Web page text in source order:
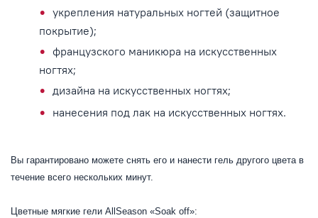
укрепления натуральных ногтей (защитное
покрытие);
французского маникюра на искусственных
ногтях;
дизайна на искусственных ногтях;
нанесения под лак на искусственных ногтях.
Вы гарантировано можете снять его и нанести гель другого цвета в
течение всего нескольких минут.
Цветные мягкие гели AllSeason «Soak off»: